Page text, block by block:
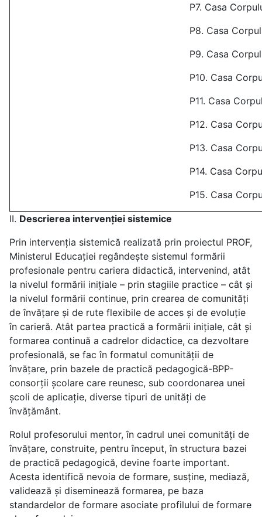
P7. Casa
P8. Casa
P9. Casa
P10. Casa
P11. Casa
P12. Casa
P13. Casa
P14. Casa
P15. Casa
II. Descrierea intervenției sistemice
Prin intervenția sistemică realizată prin proiectul PROF,
Ministerul Educației regândește sistemul formării
profesionale pentru cariera didactică, intervenind, atât
la nivelul formării inițiale – prin stagiile practice – cât și
la nivelul formării continue, prin crearea de comunități
de învățare și de rute flexibile de acces și de evoluție
în carieră. Atât partea practică a formării inițiale, cât și
formarea continuă a cadrelor didactice, ca dezvoltare
profesională, se fac în formatul comunității de
învățare, prin bazele de practică pedagogică-BPP-
consorții școlare care reunesc, sub coordonarea unei
școli de aplicație, diverse tipuri de unități de
învățământ.
Rolul profesorului mentor, în cadrul unei comunități de
învățare, construite, pentru început, în structura bazei
de practică pedagogică, devine foarte important.
Acesta identifică nevoia de formare, susține, mediază,
validează și diseminează formarea, pe baza
standardelor de formare asociate profilului de formare